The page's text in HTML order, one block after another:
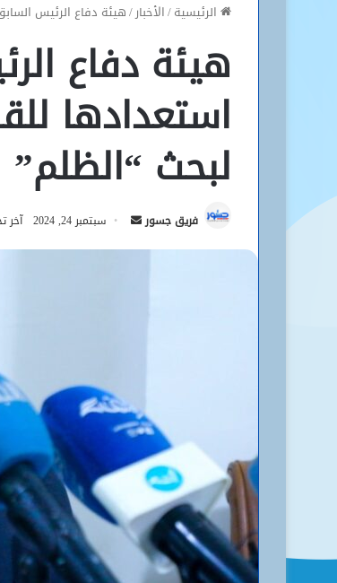
الرئيسية/الأخبار/هيئة دفاع الرئيس
هيئة دفاع
استعدادها
لبحث
فريق جسور
أرسل سبتمبر 24, 2024 آخر